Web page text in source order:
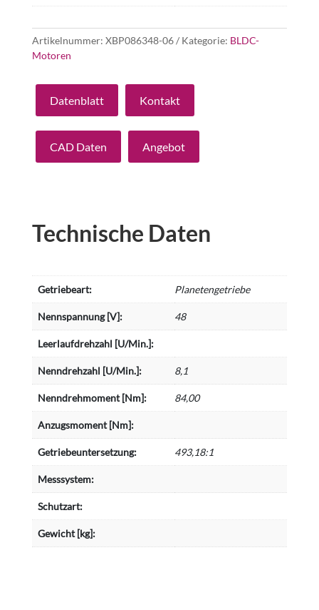
Artikelnummer: XBP086348-06 Kategorie: BLDC-
Motoren
Datenblatt Kontakt
CAD Daten Angebot
Technische Daten
Getriebeart: Planetengetriebe
Nennspannung [V]: 48
Leerlaufdrehzahl [U/Min.]:
Nenndrehzahl [U/Min.]: 8,1
Nenndrehmoment [Nm]: 84,00
Anzugsmoment [Nm]:
Getriebeuntersetzung: 493,18:1
Messsystem:
Schutzart:
Gewicht [kg]: